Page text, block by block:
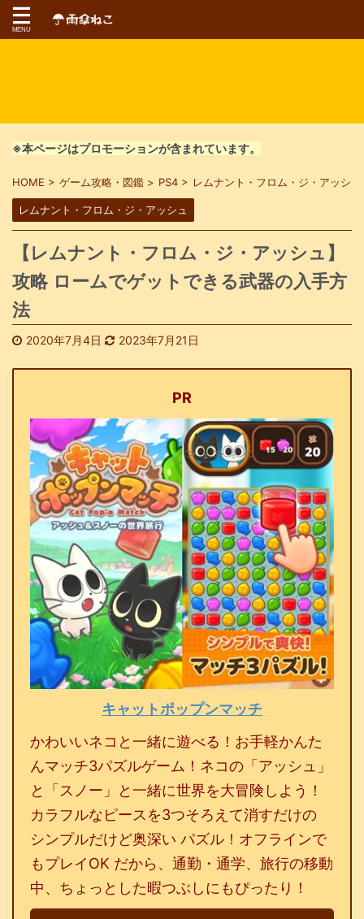
※本ページはプロモーションが含まれています。
HOME > ゲーム攻略・図鑑 > PS4 > レムナント・フロム・ジ・アッシュ
レムナント・フロム・ジ・アッシュ
【レムナント・フロム・ジ・アッシュ】
攻略 ロームでゲットできる武器の入手方
法
2020年7月4日 2023年7月21日
PR
キャットポップンマッチ
かわいいネコと一緒に遊べる！お手軽かんた
んマッチ3パズルゲーム！ネコの「アッシュ」
と「スノー」と一緒に世界を大冒険しよう！
カラフルなピースを3つそろえて消すだけの
シンプルだけど奥深い パズル！オフラインで
もプレイOK だから、通勤・通学、旅行の移動
中、ちょっとした暇つぶしにもぴったり！